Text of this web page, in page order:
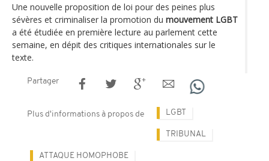
Une nouvelle proposition de loi pour des peines plus
sévères et criminaliser la promotion du mouvement LGBT
a été étudiée en première lecture au parlement cette
semaine, en dépit des critiques internationales sur le
texte.
Partager
Plus d'informations à propos de LGBT
TRIBUNAL
ATTAQUE HOMOPHOBE